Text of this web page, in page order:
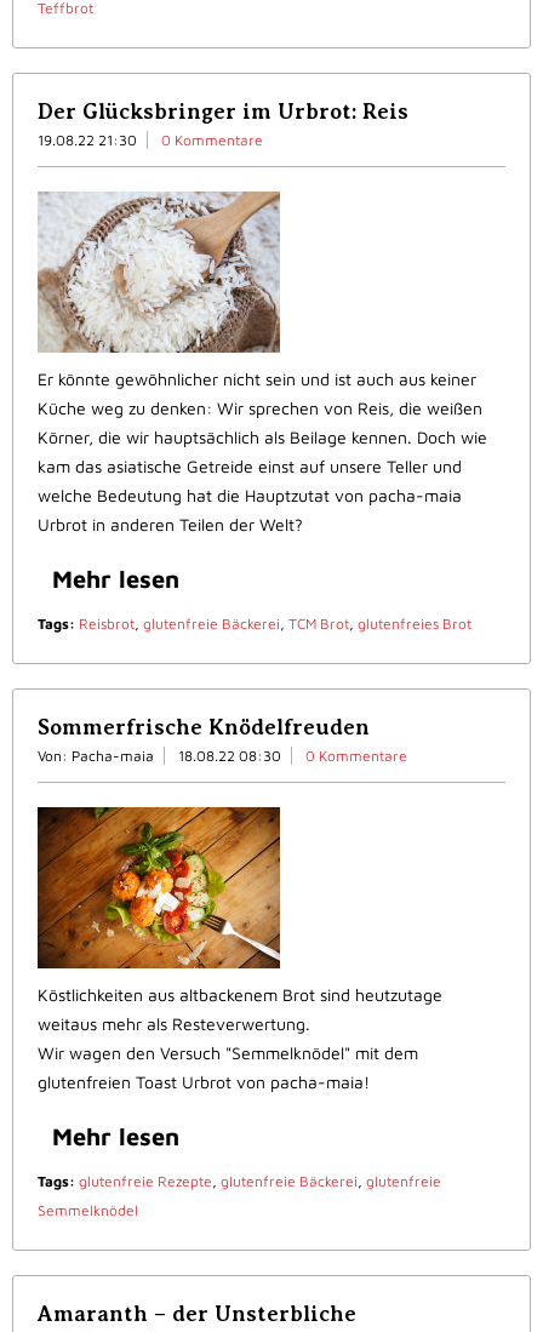
Teffbrot
Der Glücksbringer im Urbrot: Reis
19.08.22 21:30 0 Kommentare
Er könnte gewöhnlicher nicht sein und ist auch aus keiner
Küche weg zu denken: Wir sprechen von Reis, die weißen
Körner, die wir hauptsächlich als Beilage kennen. Doch wie
kam das asiatische Getreide einst auf unsere Teller und
welche Bedeutung hat die Hauptzutat von pacha-maia
Urbrot in anderen Teilen der Welt?
Mehr lesen
Tags: Reisbrot, glutenfreie Bäckerei, TCM Brot, glutenfreies Brot
Sommerfrische Knödelfreuden
Von: Pacha-maia 18.08.22 08:30 0 Kommentare
Köstlichkeiten aus altbackenem Brot sind heutzutage
weitaus mehr als Resteverwertung.
Wir wagen den Versuch "Semmelknödel" mit dem
glutenfreien Toast Urbrot von pacha-maia!
Mehr lesen
Tags: glutenfreie Rezepte, glutenfreie Bäckerei, glutenfreie
Semmelknödel
Amaranth – der Unsterbliche